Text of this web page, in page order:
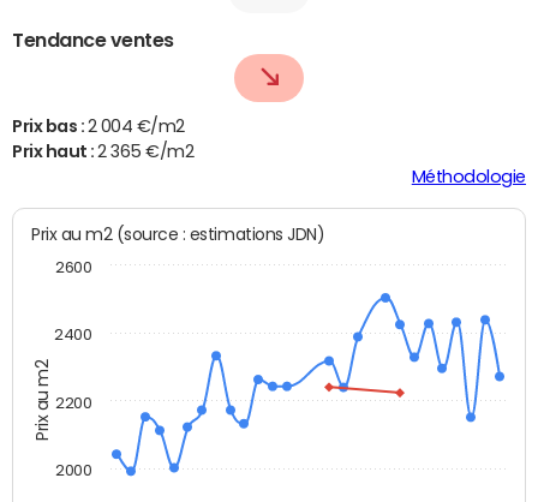
Tendance ventes
Prix bas : 2 004 €/m2
Prix haut :2 365 €/m2
Méthodologie
Prix au m2
Prix au m2 (source : estimations JDN)
2000
2200
2400
2600